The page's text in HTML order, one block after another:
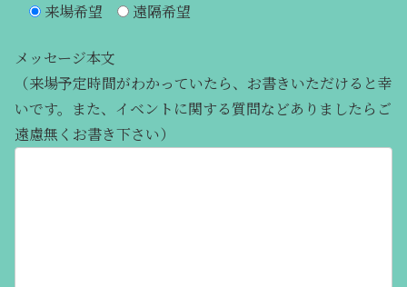
来場希望
遠隔希望
メッセージ本文
（来場予定時間がわかっていたら、お書きいただけると幸
いです。また、イベントに関する質問などありましたらご
遠慮無くお書き下さい）